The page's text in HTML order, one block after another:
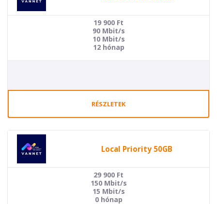
19 900 Ft
90 Mbit/s
10 Mbit/s
12 hónap
RÉSZLETEK
Local Priority 50GB
29 900 Ft
150 Mbit/s
15 Mbit/s
0 hónap